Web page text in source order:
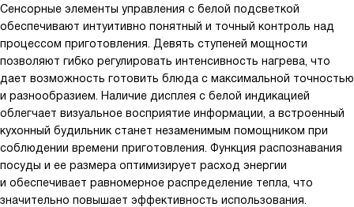
Сенсорные элементы управления с белой подсветкой
обеспечивают интуитивно понятный и точный контроль над
процессом приготовления. Девять ступеней мощности
позволяют гибко регулировать интенсивность нагрева, что
дает возможность готовить блюда с максимальной точностью
и разнообразием. Наличие дисплея с белой индикацией
облегчает визуальное восприятие информации, а встроенный
кухонный будильник станет незаменимым помощником при
соблюдении времени приготовления. Функция распознавания
посуды и ее размера оптимизирует расход энергии
и обеспечивает равномерное распределение тепла, что
значительно повышает эффективность использования.